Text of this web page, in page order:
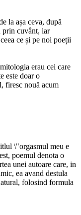
la așa ceva, după
prin cuvânt, iar
ce și pe noi poeții
erau cei care
este doar o
firesc nouă acum
\"orgasmul meu e
poemul denota o
unei autoare care, in
ea avand destula
folosind formula